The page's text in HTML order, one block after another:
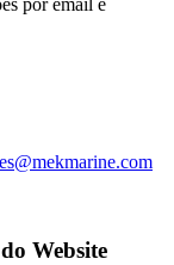
por email e
Website